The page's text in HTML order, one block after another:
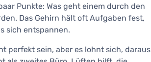
Punkte: Was geht einem durch den
Das Gehirn hält oft Aufgaben fest,
sich entspannen.
perfekt sein, aber es lohnt sich, daraus